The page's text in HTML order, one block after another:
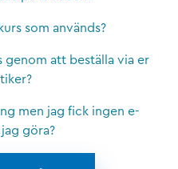
som används?
genom att beställa via er
men jag fick ingen e-
göra?